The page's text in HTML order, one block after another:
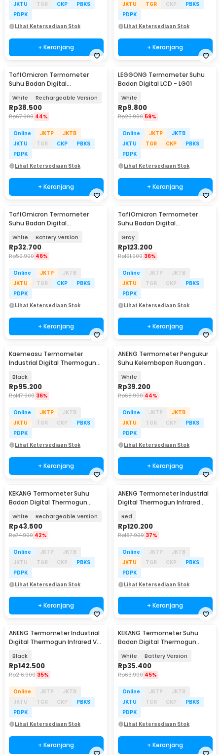
JKTU
TGR CKP
PBKS
PDPK
Lihat Ketersediaan Stok
+ Keranjang
JKTU
TGR CKP
PBKS
PDPK
Lihat Ketersediaan Stok
+ Keranjang
TaffOmicron Termometer
Suhu Badan Digital
- AD811
White Rechargeable Version
Rp38.500
Rp67.900 44%
Online JKTP
JKTB
JKTU
TGR CKP
PBKS
PDPK
Lihat Ketersediaan Stok
+ Keranjang
LEGGONG Termometer Suhu
Badan Digital LCD - LG01
White
Rp9.800
Rp23.900 59%
Online JKTP
JKTB
JKTU
TGR CKP
PBKS
PDPK
Lihat Ketersediaan Stok
+ Keranjang
TaffOmicron Termometer
Suhu Badan Digital
- AD811
White Battery Version
Rp32.700
Rp59.900 46%
Online JKTP
JKTB
JKTU
TGR CKP
PBKS
PDPK
Lihat Ketersediaan Stok
+ Keranjang
TaffOmicron Termometer
Suhu Badan Digital
YK-IRT1
Gray
Rp123.200
Rp191.900 36%
Online JKTP
JKTB
JKTU
TGR CKP
PBKS
PDPK
Lihat Ketersediaan Stok
+ Keranjang
Kaemeasu Termometer
Industrial Digital Thermogun
Black
Rp95.200
Rp147.900 36%
Online JKTP
JKTB
JKTU
TGR CKP
PBKS
PDPK
Lihat Ketersediaan Stok
+ Keranjang
ANENG Termometer Pengukur
Suhu Kelembapan Ruangan
White
Rp39.200
Rp68.900 44%
Online JKTP
JKTB
JKTU
TGR CKP
PBKS
PDPK
Lihat Ketersediaan Stok
+ Keranjang
KEKANG Termometer Suhu
Badan Digital Thermogun
White Rechargeable Version
Rp43.500
Rp74.900 42%
Online JKTP
JKTB
JKTU
TGR CKP
PBKS
PDPK
Lihat Ketersediaan Stok
+ Keranjang
ANENG Termometer Industrial
Digital Thermogun Infrared
Red
Rp120.200
Rp187.900 37%
Online JKTP
JKTB
JKTU
TGR CKP
PBKS
PDPK
Lihat Ketersediaan Stok
+ Keranjang
ANENG Termometer Industrial
Digital Thermogun Infrared VA
Black
Rp142.500
Rp216.900 35%
Online JKTP
JKTB
JKTU
TGR CKP
PBKS
PDPK
Lihat Ketersediaan Stok
+ Keranjang
KEKANG Termometer Suhu
Badan Digital Thermogun
White Battery Version
Rp35.400
Rp63.900 45%
Online JKTP
JKTB
JKTU
TGR CKP
PBKS
PDPK
Lihat Ketersediaan Stok
+ Keranjang